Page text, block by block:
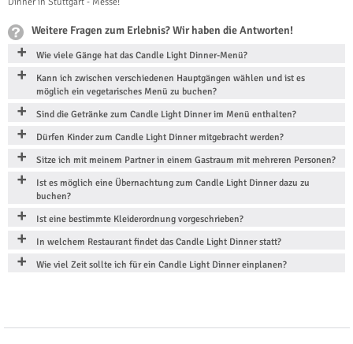
Weitere Fragen zum Erlebnis? Wir haben die Antworten!
Wie viele Gänge hat das Candle Light Dinner-Menü?
Kann ich zwischen verschiedenen Hauptgängen wählen und ist es
möglich ein vegetarisches Menü zu buchen?
Sind die Getränke zum Candle Light Dinner im Menü enthalten?
Dürfen Kinder zum Candle Light Dinner mitgebracht werden?
Sitze ich mit meinem Partner in einem Gastraum mit mehreren Personen?
Ist es möglich eine Übernachtung zum Candle Light Dinner dazu zu
buchen?
Ist eine bestimmte Kleiderordnung vorgeschrieben?
In welchem Restaurant findet das Candle Light Dinner statt?
Wie viel Zeit sollte ich für ein Candle Light Dinner einplanen?